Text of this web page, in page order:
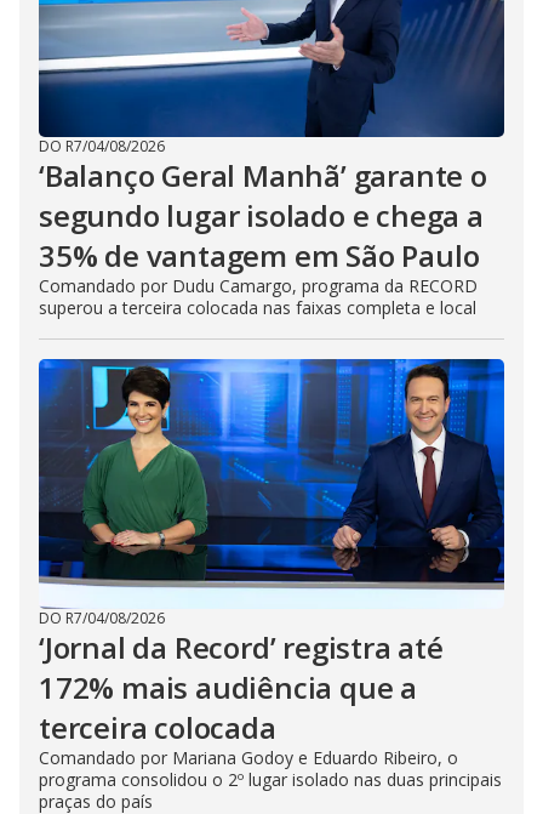
DO R7/04/08/2026
‘Balanço Geral Manhã’ garante o
segundo lugar isolado e chega a
35% de vantagem em São Paulo
Comandado por Dudu Camargo, programa da RECORD
superou a terceira colocada nas faixas completa e local
DO R7/04/08/2026
‘Jornal da Record’ registra até
172% mais audiência que a
terceira colocada
Comandado por Mariana Godoy e Eduardo Ribeiro, o
programa consolidou o 2º lugar isolado nas duas principais
praças do país